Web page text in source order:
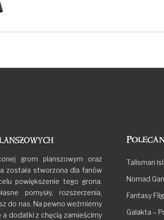
grom planszowym oraz
została stworzona dla fanów
powiększenie tego grona.
pomysły, rozszerzenia,
do nas. Na pewno weźmiemy
dodatki z chęcią zamieścimy
Talisman
Nomad
Fantasy
Galakta –